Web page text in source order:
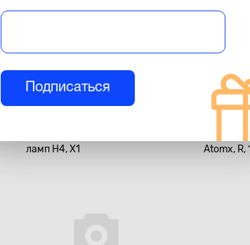
ламп H4, X1
1
Atomx, R,
Подписаться